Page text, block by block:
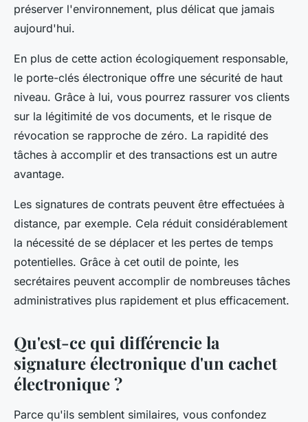
préserver l'environnement, plus délicat que jamais
aujourd'hui.
En plus de cette action écologiquement responsable,
le porte-clés électronique offre une sécurité de haut
niveau. Grâce à lui, vous pourrez rassurer vos clients
sur la légitimité de vos documents, et le risque de
révocation se rapproche de zéro. La rapidité des
tâches à accomplir et des transactions est un autre
avantage.
Les signatures de contrats peuvent être effectuées à
distance, par exemple. Cela réduit considérablement
la nécessité de se déplacer et les pertes de temps
potentielles. Grâce à cet outil de pointe, les
secrétaires peuvent accomplir de nombreuses tâches
administratives plus rapidement et plus efficacement.
Qu'est-ce qui différencie la
signature électronique d'un cachet
électronique ?
Parce qu'ils semblent similaires, vous confondez